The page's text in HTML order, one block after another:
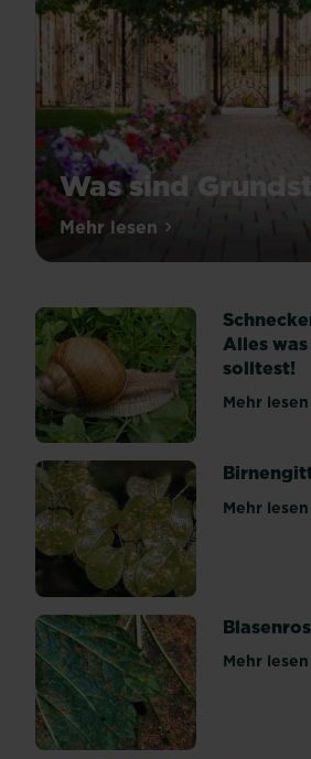
Was sind
Grundstoffe
sind
Substanzen
Natur,
die
Schutz
deiner
Pflanzen
von
Nutzen
sind.
Sie
unterstützen
unsere
Gartenarbeiten
mit
ihren
wirkungsvollen
Eigenschaften.
Die
SUBSTRAL®️
Naturen®️...
Mehr lesenüber Was sind
Alles
solltest!
Mehr lesen
Mehr lesen
Mehr lesen